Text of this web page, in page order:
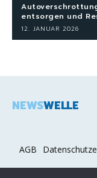
entsorgen und
12. JANUAR 2026
NEWSWELLE
AGB